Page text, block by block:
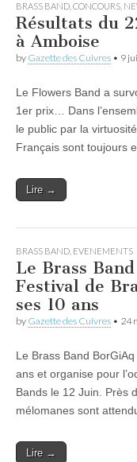
BRASS BAND CONCOURS
Résultats du
à Amboise
by Gazette des Cuivres • 9
Le Flowers Band a
1er prix… Dans
le public par la
Français sont toujours
Lire →
BRASS BAND EVENEMENTS
Le Brass
Festival de
ses 10 ans
by Gazette des Cuivres • 24
Le Brass Band
ans et organise pour
Bands le 12 Juin. Près
mélomanes sont
Lire →